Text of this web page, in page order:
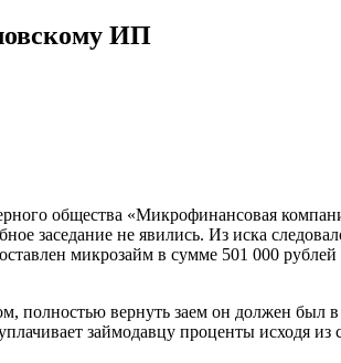
ИП
общества «Микрофинансовая
заседание не явились. Из иска
микрозайм в сумме 501 000
полностью вернуть заем он должен был
займодавцу проценты исходя